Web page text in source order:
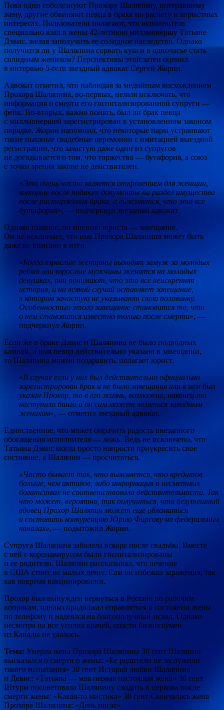
Пока одни соболезнуют Прохору Шаляпину, потерявшему
жену, другие обвиняют певца в браке по расчету и корыстных
интересах. Пользователи полагают, что исполнитель
специально взял в жены 42-летнюю миллионершу Татьяне
Дэвис, желая заполучить ее солидное наследство. Однако
получится ли у Шаляпина сорвать куш и в одночасье стать
солидным женихом? Перспективы этой затеи оценил
в интервью 5-tv.ru звездный адвокат Сергей Жорин.
Адвокат отметил, что наблюдая за медийным восхождением
Прохора Шаляпина, во-первых, нельзя исключать, что
информация о смерти его госпитализированной супруги —
фейк. Во-вторых, важно понять, был ли брак певца
с миллионершей зарегистрирован в установленном законом
порядке. Жорин напомнил, что некоторые пары устраивают
такие пышные свадебные церемонии с имитацией выездной
регистрации, что зачастую даже один из супругов
не догадывается о том, что торжество — бутафория, а союз
с точки зрения законе не действителен.
«Это очень часто является откровением для женщин,
которые после подают документы на раздел имущества
после расторжения брака, а выясняется, что это все
бутафория», — подчеркнул звездный адвокат
Однако главное, по мнению юриста — завещание.
Он не исключает, что имя Прохора Шаляпина может быть
даже не вписано в него.
«Когда взрослые женщины выходят замуж за молодых
ребят или взрослые мужчины женятся на молодых
девушках, они понимают, что это все неискренняя
история, и на всякий случай оставляет завещание,
в котором зачастую не указывают свою половинку.
Особенностью этого завещание становится то, что
о нем становится известно только после смерти», —
подчеркнул Жорин.
Если же в браке Дэвис и Шаляпина не было подводных
камней, а имя певца действительно указано в завещании,
то Шаляпина можно поздравить, полагает юрист.
«В случае если у них был действительно официально
зарегистрирован брак и не было завещания или в нем был
указан Прохор, то в его жизнь, возможно, наконец-то
наступило бинго и он сам может являться завидным
женихом», — отметил звездный адвокат.
Единственное, что может омрачить радость внезапного
обогащения исполнителя — ложь. Ведь не исключено, что
Татьяна Дэвис могла просто напросто приукрасить свое
состояние, а Шаляпин — просчитаться.
«Часто бывает так, что выясняется, что кредитов
больше, чем активов, либо информация о несметных
богатствах не соответствовала действительности. Так
что может, вероятно, так получиться, что безутешный
вдовец Прохор Шаляпин может еще обломаться
и составить конкуренцию Юрию Фирсову на федеральных
каналах», — подытожил Жорин.
Супруга Шаляпина заболела вскоре после свадьбы. Вместе
с ней с коронавирусом были госпитализированы
и ее родители. Шаляпин рассказывал, что лечение
в США стоит не малых денег. Сам он избежал заражения, так
как вовремя вакцинировался.
Прохор был вынужден вернуться в Россию по рабочим
вопросам, однако продолжал справляться о состоянии жены
по телефону и надеялся на благополучный исход. Однако
несмотря на все усилия врачей, спасти бизнесвумен
из Канады не удалось.
Тема: Умерла жена Прохора Шаляпина 30 сент Шаляпин
высказался о смерти о жены: «Ее родители не заслужили
такого испытания» 30 сент История любви Шаляпина
и Девис: «Татьяна — моя первая настоящая жена» 30 сент
Штурм посоветовала Шаляпину сходить в церковь после
смерти жены: «Какая-то мистика» 30 сент Скончалась жена
Прохора Шаляпина: «День погас»